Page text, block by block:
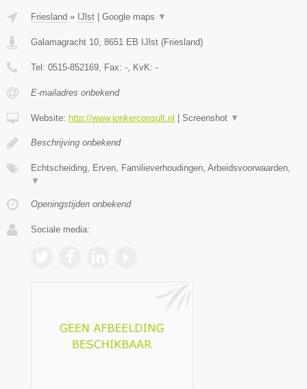
Friesland » IJlst Google maps ▼
Galamagracht 10, 8651 EB IJlst (Friesland)
Tel: 0515-852169, Fax: -, KvK: -
E-mailadres onbekend
Website: http://www.jonkerconsult.nl Screenshot ▼
Beschrijving onbekend
Echtscheiding, Erven, Familieverhoudingen, Arbeidsvoorwaarden,
▼
Openingstijden onbekend
Sociale media: